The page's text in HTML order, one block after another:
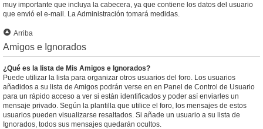
muy importante que incluya la cabecera, ya que contiene los datos del usuario
que envió el e-mail. La Administración tomará medidas.
Arriba
Amigos e Ignorados
¿Qué es la lista de Mis Amigos e Ignorados?
Puede utilizar la lista para organizar otros usuarios del foro. Los usuarios
añadidos a su lista de Amigos podrán verse en en Panel de Control de Usuario
para un rápido acceso a ver si están identificados y poder así enviarles un
mensaje privado. Según la plantilla que utilice el foro, los mensajes de estos
usuarios pueden visualizarse resaltados. Si añade un usuario a su lista de
Ignorados, todos sus mensajes quedarán ocultos.